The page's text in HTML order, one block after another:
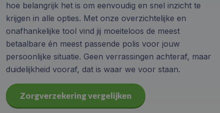
hoe belangrijk het is om eenvoudig en snel inzicht te
krijgen in alle opties. Met onze overzichtelijke en
onafhankelijke tool vind jij moeiteloos de meest
betaalbare én meest passende polis voor jouw
persoonlijke situatie. Geen verrassingen achteraf, maar
duidelijkheid vooraf, dat is waar we voor staan.
Zorgverzekering vergelijken